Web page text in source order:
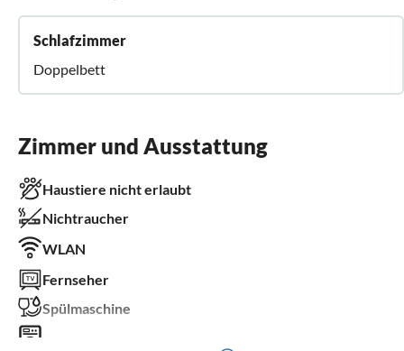
Schlafzimmer
Doppelbett
Zimmer und Ausstattung
Haustiere nicht erlaubt
Nichtraucher
WLAN
Fernseher
Spülmaschine